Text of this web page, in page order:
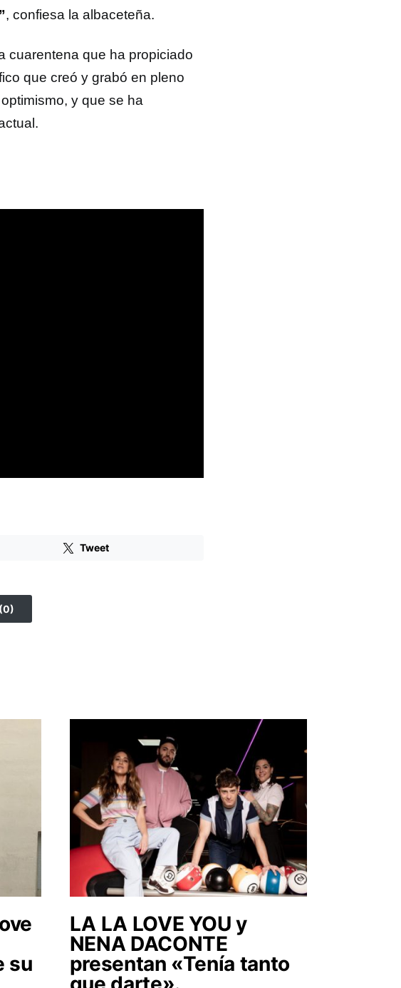
, confiesa la albaceteña.
cuarentena que ha propiciado
que creó y grabó en pleno
y que se ha
Tweet
su
LA LA LOVE YOU y
NENA DACONTE
presentan «Tenía tanto